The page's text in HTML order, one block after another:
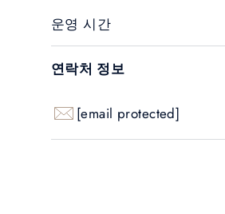
엄선된 테라피 메뉴는 태
양한 웰니스 니즈를 충족
니다. 또한 활력을 되찾고
치료를 넘어선 경험은 웰
텔 루프탑의 소금물 풀과
운영 시간
연락처 정보
[email protected]